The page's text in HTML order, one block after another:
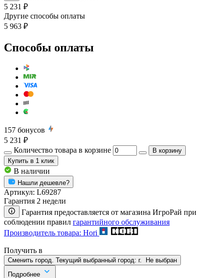
5 231 ₽
Другие способы оплаты
5 963 ₽
Способы оплаты
157 бонусов
5 231 ₽
Количество товара в корзине
В корзину
Купить в 1 клик
В наличии
Нашли дешевле?
Артикул: L69287
Гарантия 2 недели
Гарантия предоставляется от магазина ИгроРай при
соблюдении правил гарантийного обслуживания
Производитель товара: Hori
Получить в
Сменить город. Текущий выбранный город: г.
Не выбран
Подробнее